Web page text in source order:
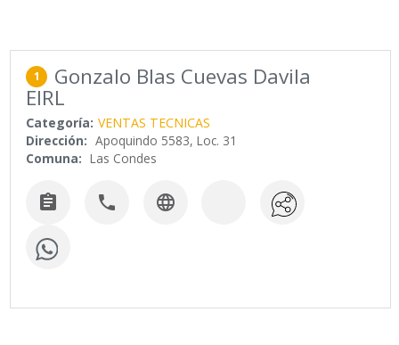
1 Gonzalo Blas Cuevas Davila
EIRL
Categoría: VENTAS TECNICAS
Dirección: Apoquindo 5583, Loc. 31
Comuna: Las Condes
  